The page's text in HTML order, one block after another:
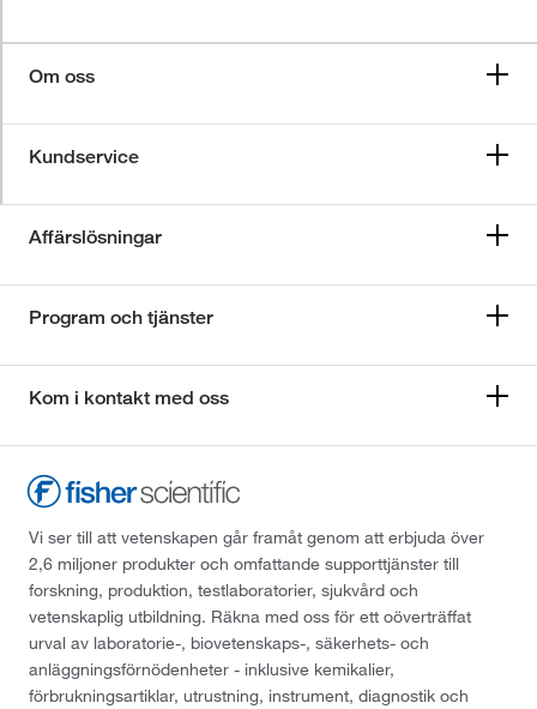
Om oss
Kundservice
Affärslösningar
Program och tjänster
Kom i kontakt med oss
Vi ser till att vetenskapen går framåt genom att erbjuda över
2,6 miljoner produkter och omfattande supporttjänster till
forskning, produktion, testlaboratorier, sjukvård och
vetenskaplig utbildning. Räkna med oss för ett oöverträffat
urval av laboratorie-, biovetenskaps-, säkerhets- och
anläggningsförnödenheter - inklusive kemikalier,
förbrukningsartiklar, utrustning, instrument, diagnostik och